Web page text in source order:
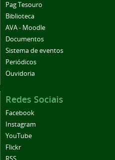
Pag Tesouro
Biblioteca
AVA - Moodle
Documentos
Sistema de eventos
Periódicos
Ouvidoria
Redes Sociais
Facebook
Instagram
YouTube
Flickr